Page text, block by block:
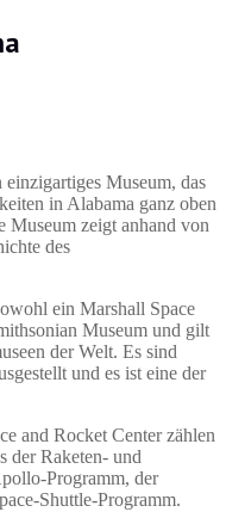
Museum, das
in Alabama ganz oben
Museum zeigt anhand von
des
ein Marshall Space
Museum und gilt
der Welt. Es sind
und es ist eine der
and Rocket Center zählen
der Raketen- und
Programm, der
Shuttle-Programm.